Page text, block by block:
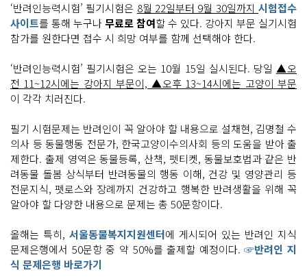
‘반려인능력시험’ 필기시험은 8월 22일부터 9월 30일까지시험접수
사이트를 통해 누구나무료로 참여할 수 있다. 강아지 부문 실기시험
참가를 원한다면 접수 시 희망 여부를 함께 선택해야 한다.
‘반려인능력시험’ 필기시험은 오는 10월 15일 실시된다. 당일 ▲오
전 11~12시에는 강아지 부문이, ▲오후 13~14시에는 고양이 부문
이 각각 치러진다.
필기 시험문제는 반려인이 꼭 알아야 할 내용으로 설채현, 김명철 수
의사 등 동물행동 전문가, 한국고양이수의사회 등의 도움을 받아 출
제한다. 출제 영역은 동물등록, 산책, 펫티켓, 동물보호법과 같은 반
려동물 돌봄 상식부터 반려동물의 행동 이해, 건강 및 영양관리 등
전문지식, 펫로스와 장례까지 건강하고 행복한 반려생활을 위해 꼭
알아야 할 다양한 내용으로 문제는 총 50문항이다.
올해는 특히, 서울동물복지지원센터에 게시되어 있는 반려인 지식
문제은행에서 50문항 중 약 50%를 출제할 예정이다.☞반려인 지
식 문제은행 바로가기